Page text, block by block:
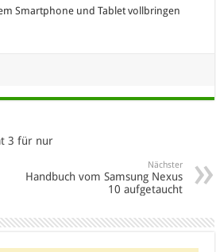
Smartphone und Tablet vollbringen
3 für nur
Nächster
Handbuch vom Samsung Nexus
10 aufgetaucht